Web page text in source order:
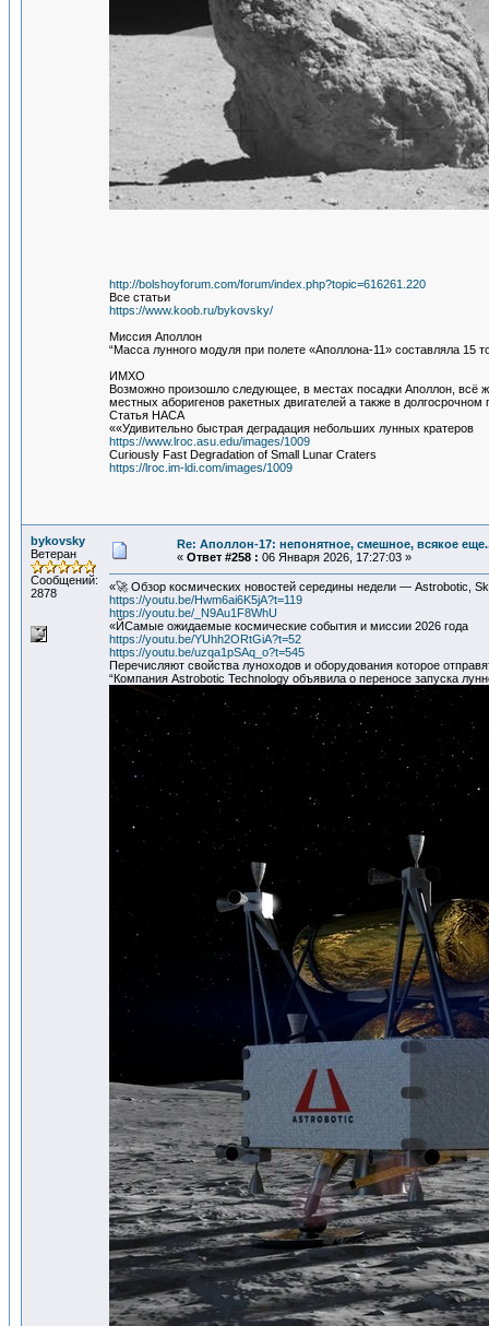
http://bolshoyforum.com/forum/index.php?topic=616261.220
Все статьи
https://www.koob.ru/bykovsky/
Миссия Аполлон
“Масса лунного модуля при полете «Аполлона-11» составляла 15
ИМХО
Возможно произошло следующее, в местах посадки Аполлон, всё
местных аборигенов ракетных двигателей а также в
Статья НАСА
««Удивительно быстрая деградация небольших лунных кратеров
https://www.lroc.asu.edu/images/1009
Curiously Fast Degradation of Small Lunar Craters
https://lroc.im-ldi.com/images/1009
bykovsky
Ветеран
Сообщений:
2878
Re: Аполлон-17: непонятное, смешное, всякое
« Ответ #258 : 06 Января 2026, 17:27:03 »
«🚀 Обзор космических новостей середины недели — Astrobotic,
https://youtu.be/Hwm6ai6K5jA?t=119
https://youtu.be/_N9Au1F8WhU
«ЙСамые ожидаемые космические события и миссии 2026 года
https://youtu.be/YUhh2ORtGiA?t=52
https://youtu.be/uzqa1pSAq_o?t=545
Перечисляют свойства луноходов и оборудования которое
“Компания Astrobotic Technology объявила о переносе запуска